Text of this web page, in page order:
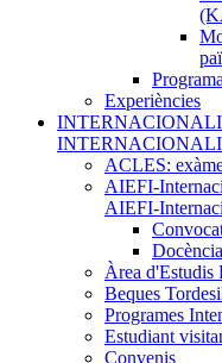
Experiències
ACLES:
AIEFI-
AIEFI-
Àrea d'Estudis
Beques
Programes
Estudiant
Convenis